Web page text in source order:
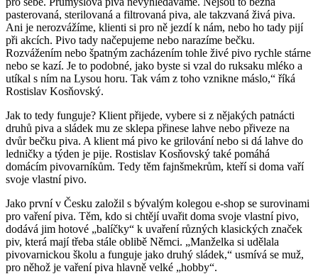
pasterovaná, sterilovaná a filtrovaná piva, ale takzvaná živá piva.
Ani je nerozvážíme, klienti si pro ně jezdí k nám, nebo ho tady pijí
při akcích. Pivo tady načepujeme nebo narazíme bečku.
Rozvážením nebo špatným zacházením tohle živé pivo rychle stárne
nebo se kazí. Je to podobné, jako byste si vzal do ruksaku mléko a
utíkal s ním na Lysou horu. Tak vám z toho vznikne máslo,“ říká
Rostislav Kosňovský.
Jak to tedy funguje? Klient přijede, vybere si z nějakých patnácti
druhů piva a sládek mu ze sklepa přinese lahve nebo přiveze na
dvůr bečku piva. A klient má pivo ke grilování nebo si dá lahve do
ledničky a týden je pije. Rostislav Kosňovský také pomáhá
domácím pivovarníkům. Tedy těm fajnšmekrům, kteří si doma vaří
svoje vlastní pivo.
Jako první v Česku založil s bývalým kolegou e-shop se surovinami
pro vaření piva. Těm, kdo si chtějí uvařit doma svoje vlastní pivo,
dodává jim hotové „balíčky“ k uvaření různých klasických značek
piv, která mají třeba stále oblibě Němci. „Manželka si udělala
pivovarnickou školu a funguje jako druhý sládek,“ usmívá se muž,
pro něhož je vaření piva hlavně velké „hobby“.